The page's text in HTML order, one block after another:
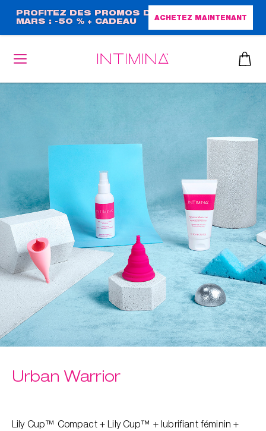
contenu
principal
PROFITEZ DES PROMOS DE
MARS : -50 % + CADEAU
ACHETEZ MAINTENANT
Urban Warrior
Lily Cup™ Compact + Lily Cup™ + lubrifiant féminin +